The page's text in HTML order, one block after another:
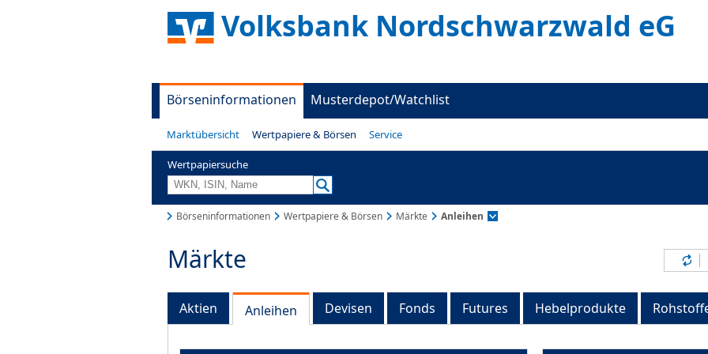
Volksbank Nordschwarzwald eG
Börseninformationen Musterdepot/Watchlist
Marktübersicht Wertpapiere & Börsen Service
Wertpapiersuche
Börseninformationen Wertpapiere & Börsen Märkte Anleihen
Märkte
Aktien Anleihen Devisen Fonds Futures Hebelprodukte